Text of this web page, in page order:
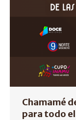
Chamamé
para todo